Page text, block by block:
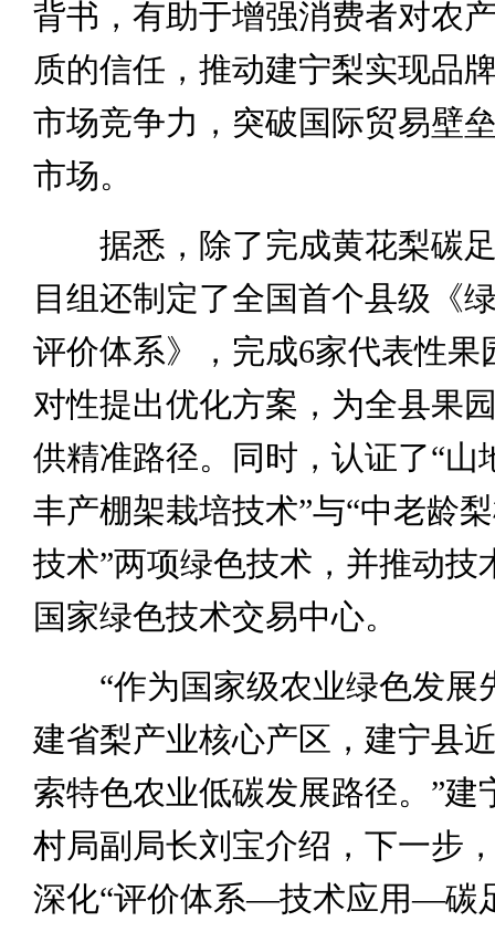
背书，有助于增强消费者对农
质的信任，推动建宁梨实现品
市场竞争力，突破国际贸易壁
市场。
据悉，除了完成黄花梨碳足
目组还制定了全国首个县级《
评价体系》，完成6家代表性果
对性提出优化方案，为全县果
供精准路径。同时，认证了“山
丰产棚架栽培技术”与“中老龄
技术”两项绿色技术，并推动技
国家绿色技术交易中心。
“作为国家级农业绿色发展
建省梨产业核心产区，建宁县
索特色农业低碳发展路径。”建
村局副局长刘宝介绍，下一步
深化“评价体系—技术应用—碳